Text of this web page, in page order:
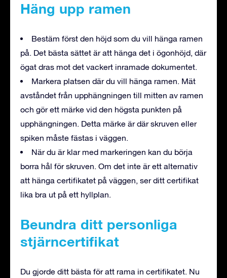
Häng upp ramen
Bestäm först den höjd som du vill hänga ramen
på. Det bästa sättet är att hänga det i ögonhöjd, där
ögat dras mot det vackert inramade dokumentet.
Markera platsen där du vill hänga ramen. Mät
avståndet från upphängningen till mitten av ramen
och gör ett märke vid den högsta punkten på
upphängningen. Detta märke är där skruven eller
spiken måste fästas i väggen.
När du är klar med markeringen kan du börja
borra hål för skruven. Om det inte är ett alternativ
att hänga certifikatet på väggen, ser ditt certifikat
lika bra ut på ett hyllplan.
Beundra ditt personliga
stjärncertifikat
Du gjorde ditt bästa för att rama in certifikatet. Nu